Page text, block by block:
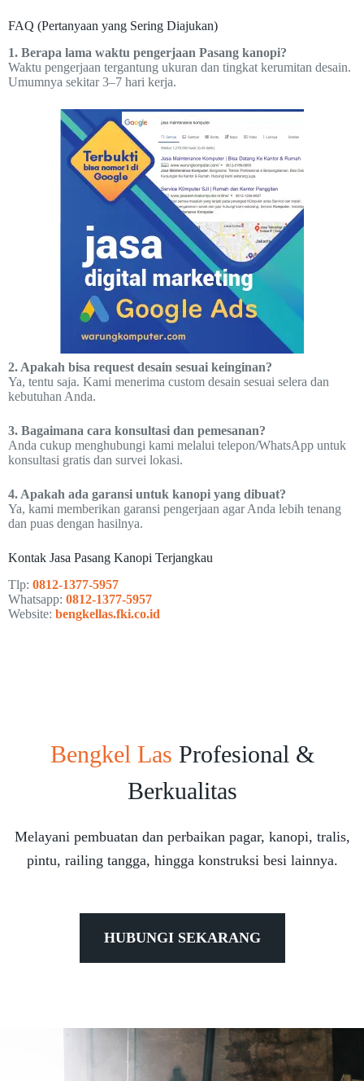
FAQ (Pertanyaan yang Sering Diajukan)
1. Berapa lama waktu pengerjaan Pasang kanopi?
Waktu pengerjaan tergantung ukuran dan tingkat kerumitan desain.
Umumnya sekitar 3–7 hari kerja.
2. Apakah bisa request desain sesuai keinginan?
Ya, tentu saja. Kami menerima custom desain sesuai selera dan
kebutuhan Anda.
3. Bagaimana cara konsultasi dan pemesanan?
Anda cukup menghubungi kami melalui telepon/WhatsApp untuk
konsultasi gratis dan survei lokasi.
4. Apakah ada garansi untuk kanopi yang dibuat?
Ya, kami memberikan garansi pengerjaan agar Anda lebih tenang
dan puas dengan hasilnya.
Kontak Jasa Pasang Kanopi Terjangkau
Tlp: 0812-1377-5957
Whatsapp: 0812-1377-5957
Website: bengkellas.fki.co.id
Bengkel Las Profesional &
Berkualitas
Melayani pembuatan dan perbaikan pagar, kanopi, tralis,
pintu, railing tangga, hingga konstruksi besi lainnya.
HUBUNGI SEKARANG